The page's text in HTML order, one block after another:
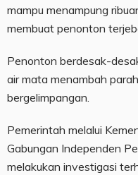
mampu menampung
membuat penonton
Penonton berdesak-
air mata menambah
bergelimpangan.
Pemerintah melalui
Gabungan Independen
melakukan investigasi